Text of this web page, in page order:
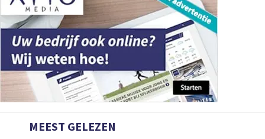
MEEST GELEZEN